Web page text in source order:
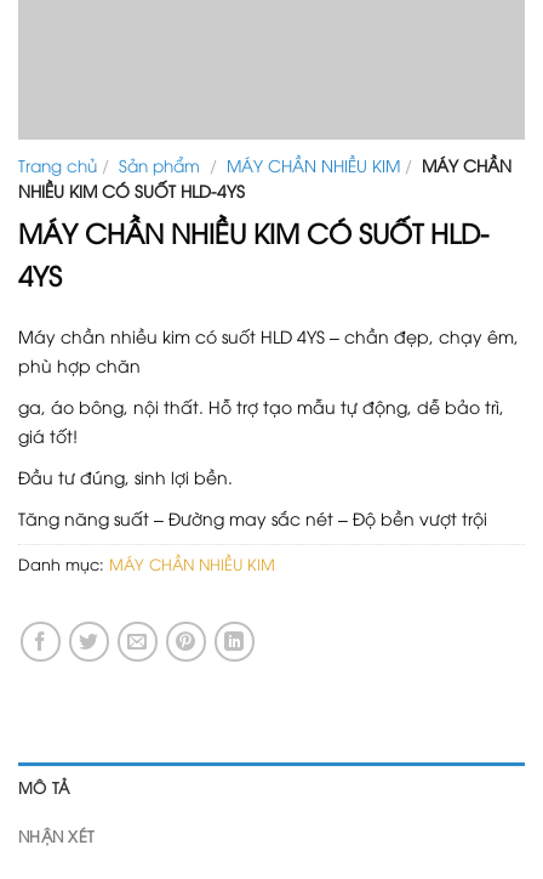
Trang chủ / Sản phẩm / MÁY CHẦN NHIỀU KIM / MÁY CHẦN
NHIỀU KIM CÓ SUỐT HLD-4YS
MÁY CHẦN NHIỀU KIM CÓ SUỐT HLD-
4YS
Máy chần nhiều kim có suốt HLD 4YS – chần đẹp, chạy êm,
phù hợp chăn
ga, áo bông, nội thất. Hỗ trợ tạo mẫu tự động, dễ bảo trì,
giá tốt!
Đầu tư đúng, sinh lợi bền.
Tăng năng suất – Đường may sắc nét – Độ bền vượt trội
Danh mục: MÁY CHẦN NHIỀU KIM
MÔ TẢ
NHẬN XÉT